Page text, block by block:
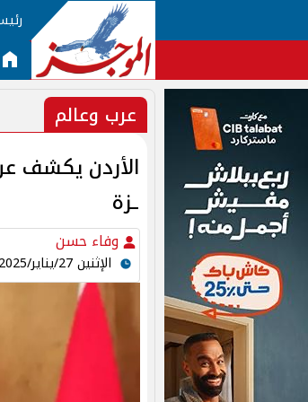
عرب وعالم
الأردن يكشف
ـزة
وفاء حسن
الإثنين 27/يناير/2025 - 12:34 م